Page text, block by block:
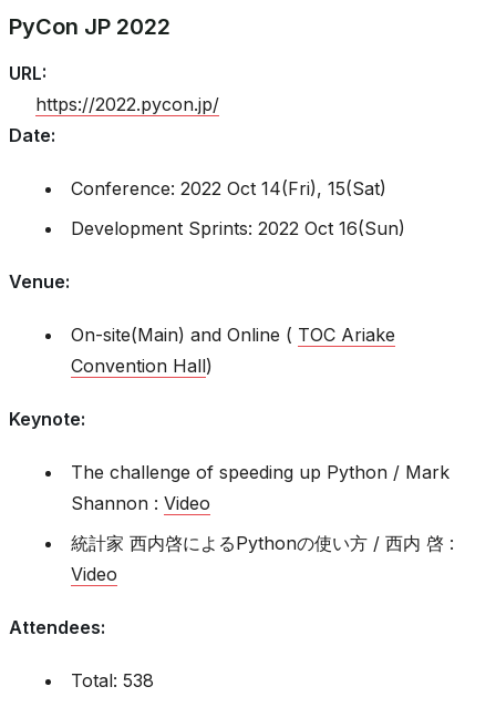
PyCon JP 2022
URL:
https://2022.pycon.jp/
Date:
Conference: 2022 Oct 14(Fri), 15(Sat)
Development Sprints: 2022 Oct 16(Sun)
Venue:
On-site(Main) and Online ( TOC Ariake
Convention Hall)
Keynote:
The challenge of speeding up Python / Mark
Shannon : Video
統計家 西内啓によるPythonの使い方 / 西内 啓 :
Video
Attendees:
Total: 538